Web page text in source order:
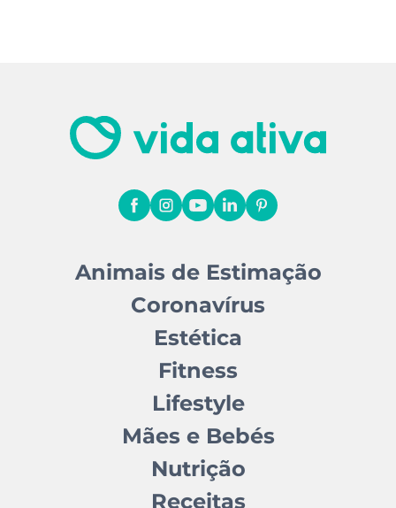
Animais de Estimação
Coronavírus
Estética
Fitness
Lifestyle
Mães e Bebés
Nutrição
Receitas